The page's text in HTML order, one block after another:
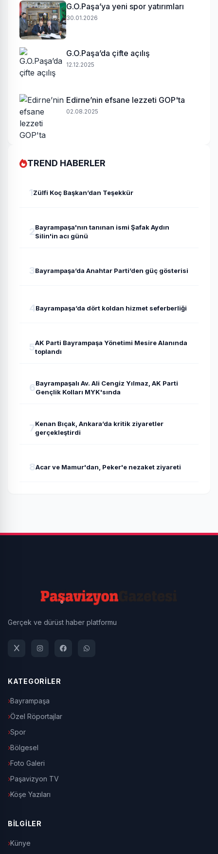
G.O.Paşa’ya yeni spor yatırımları
30.01.2026
G.O.Paşa’da çifte açılış
12.12.2025
Edirne’nin efsane lezzeti GOP'ta
02.08.2025
TREND HABERLER
1Zülfi Koç Başkan’dan Teşekkür
2Bayrampaşa'nın tanınan ismi Şafak Aydın
Silin'in acı günü
3Bayrampaşa’da Anahtar Parti’den güç gösterisi
4Bayrampaşa’da dört koldan hizmet seferberliği
5AK Parti Bayrampaşa Yönetimi Mesire Alanında
toplandı
6Bayrampaşalı Av. Ali Cengiz Yılmaz, AK Parti
Gençlik Kolları MYK'sında
7Kenan Bıçak, Ankara’da kritik ziyaretler
gerçekleştirdi
8Acar ve Mamur'dan, Peker'e nezaket ziyareti
Gerçek ve dürüst haber platformu
KATEGORİLER
Bayrampaşa
Özel Röportajlar
Spor
Bölgesel
Foto Galeri
Paşavizyon TV
Köşe Yazıları
BİLGİLER
Künye